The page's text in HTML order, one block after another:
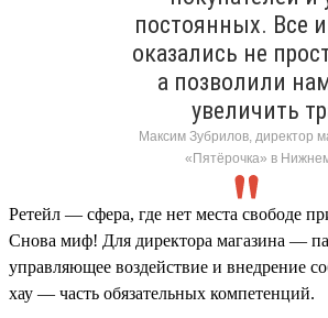
постоянных. Все
оказались не
а позволили
увеличить
Максим Зубрилов, директор
«Пятёрочка» в
Ретейл — сфера, где нет места свободе
Снова миф! Для директора магазина —
управляющее воздействие и внедрение
хау — часть обязательных компетенций.